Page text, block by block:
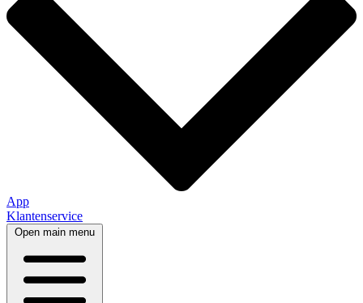
App
Klantenservice
Open main menu